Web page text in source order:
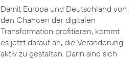
Damit Europa und Deutschland von
den Chancen der digitalen
Transformation profitieren, kommt
es jetzt darauf an, die Veränderung
aktiv zu gestalten. Darin sind sich